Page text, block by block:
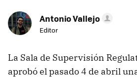
Antonio Vallejo
Editor
La Sala de Supervisión
aprobó el pasado 4 de abril